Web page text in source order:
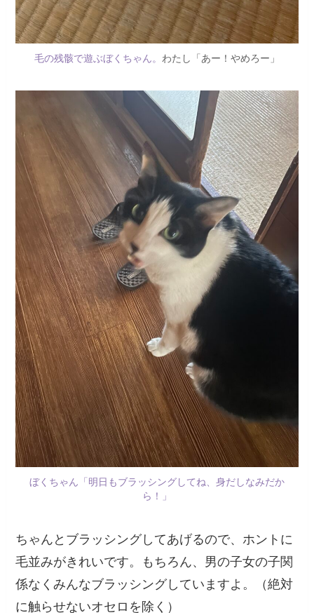
毛の残骸で遊ぶぼくちゃん。 わたし「あー！やめろー」
ぼくちゃん「明日もブラッシングしてね、身だしなみだか
ら！」
ちゃんとブラッシングしてあげるので、ホントに
毛並みがきれいです。もちろん、男の子女の子関
係なくみんなブラッシングしていますよ。（絶対
に触らせないオセロを除く）